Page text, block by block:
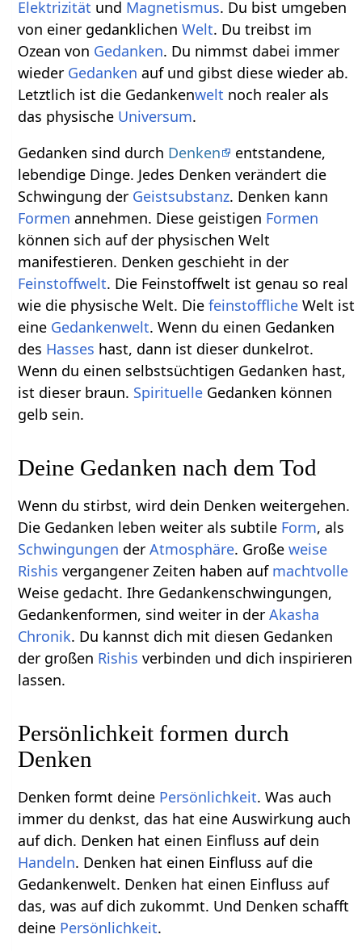
Elektrizität und Magnetismus. Du bist umgeben
von einer gedanklichenWelt. Du treibst im
Ozean von Gedanken. Du nimmst dabei immer
wieder Gedanken auf und gibst diese wieder ab.
Letztlich ist die Gedankenwelt noch realer als
das physische Universum.
Gedanken sind durch Denken
entstandene,
lebendige Dinge. Jedes Denken verändert die
Schwingung der Geistsubstanz. Denken kann
Formen annehmen. Diese geistigen Formen
können sich auf der physischen Welt
manifestieren. Denken geschieht in der
Feinstoffwelt. Die Feinstoffwelt ist genau so real
wie die physische Welt. Diefeinstoffliche Welt ist
eine Gedankenwelt. Wenn du einen Gedanken
des Hasses hast, dann ist dieser dunkelrot.
Wenn du einen selbstsüchtigen Gedanken hast,
ist dieser braun. Spirituelle Gedanken können
gelb sein.
Deine Gedanken nach dem Tod
Wenn du stirbst, wird dein Denken weitergehen.
Die Gedanken leben weiter als subtile Form, als
Schwingungen derAtmosphäre. Großeweise
Rishis vergangener Zeiten haben auf machtvolle
Weise gedacht. Ihre Gedankenschwingungen,
Gedankenformen, sind weiter in derAkasha
Chronik. Du kannst dich mit diesen Gedanken
der großen Rishis verbinden und dich inspirieren
lassen.
Persönlichkeit formen durch
Denken
Denken formt deine Persönlichkeit. Was auch
immer du denkst, das hat eine Auswirkung auch
auf dich. Denken hat einen Einfluss auf dein
Handeln. Denken hat einen Einfluss auf die
Gedankenwelt. Denken hat einen Einfluss auf
das, was auf dich zukommt. Und Denken schafft
deine Persönlichkeit.